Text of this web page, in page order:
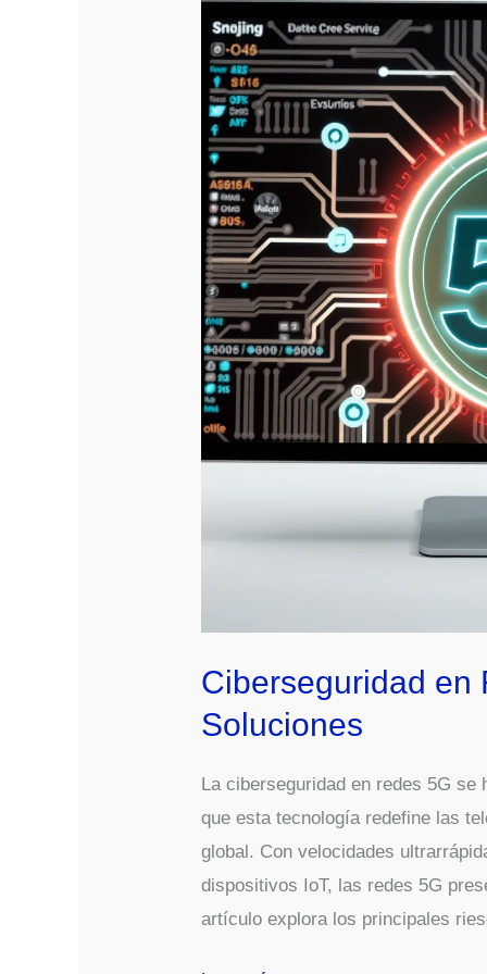
Ciberseguridad en
Soluciones
La ciberseguridad en redes 5G
que esta tecnología redefine las
global. Con velocidades
dispositivos IoT, las redes 5G
artículo explora los principales